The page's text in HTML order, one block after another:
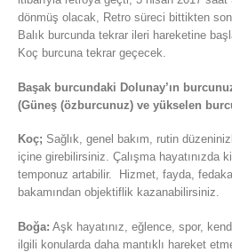
dönmüş olacak, Retro süreci bittikten
Balık burcunda tekrar ileri hareketine
Koç burcuna tekrar geçecek.
Başak burcundaki Dolunay’ın
(Güneş (özburcunuz) ve yükselen
Koç; Sağlık, genel bakım, rutin
içine girebilirsiniz. Çalışma hayatınızda
temponuz artabilir. Hizmet, fayda,
bakamından objektiflik kazanabilirsiniz.
Boğa: Aşk hayatınız, eğlence, spor,
ilgili konularda daha mantıklı hareket